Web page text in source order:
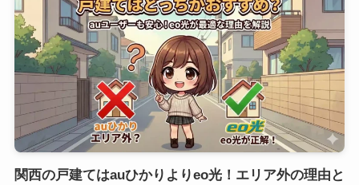
関西の戸建てはauひかりよりeo光！エリア外の理由と